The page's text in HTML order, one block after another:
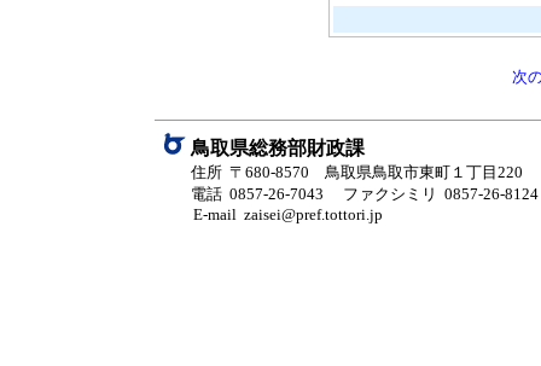
次
鳥取県総務部財政課
住所 〒680-8570 鳥取県鳥取市東町１丁目220
電話 0857-26-7043
ファクシミリ 0857-26-8124
E-mail zaisei@pref.tottori.jp